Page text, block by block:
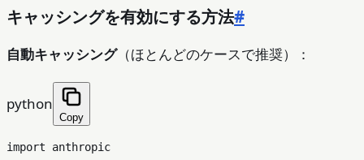
キャッシングを有効にする方法#
自動キャッシング（ほとんどのケースで推奨）：
python
Copy
import anthropic